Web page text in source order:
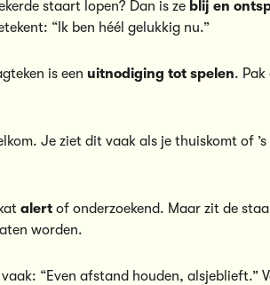
staart lopen? Dan is ze blij en
“Ik ben héél gelukkig nu.”
is een uitnodiging tot spelen.
Je ziet dit vaak als je thuiskomt of
alert of onderzoekend. Maar zit de
worden.
“Even afstand houden, alsjeblieft.”